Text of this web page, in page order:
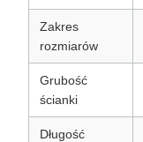
Zakres
rozmiarów
Grubość
ścianki
Długość